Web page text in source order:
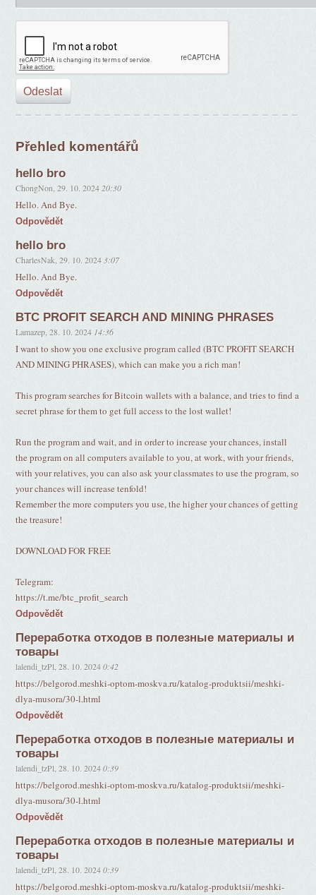
Přehled komentářů
hello bro
ChongNon ,29. 10. 2024 20:30
Hello. And Bye.
Odpovědět
hello bro
CharlesNak ,29. 10. 2024 3:07
Hello. And Bye.
Odpovědět
BTC PROFIT SEARCH AND MINING PHRASES
Lamazep ,28. 10. 2024 14:36
I want to show you one exclusive program called (BTC PROFIT SEARCH
AND MINING PHRASES), which can make you a rich man!
This program searches for Bitcoin wallets with a balance, and tries to find a
secret phrase for them to get full access to the lost wallet!
Run the program and wait, and in order to increase your chances, install
the program on all computers available to you, at work, with your friends,
with your relatives, you can also ask your classmates to use the program, so
your chances will increase tenfold!
Remember the more computers you use, the higher your chances of getting
the treasure!
DOWNLOAD FOR FREE
Telegram:
https://t.me/btc_profit_search
Odpovědět
Переработка отходов в полезные материалы и
товары
lalendi_tzPl ,28. 10. 2024 0:42
https://belgorod.meshki-optom-moskva.ru/katalog-produktsii/meshki-
dlya-musora/30-l.html
Odpovědět
Переработка отходов в полезные материалы и
товары
lalendi_tzPl ,28. 10. 2024 0:39
https://belgorod.meshki-optom-moskva.ru/katalog-produktsii/meshki-
dlya-musora/30-l.html
Odpovědět
Переработка отходов в полезные материалы и
товары
lalendi_tzPl ,28. 10. 2024 0:39
https://belgorod.meshki-optom-moskva.ru/katalog-produktsii/meshki-